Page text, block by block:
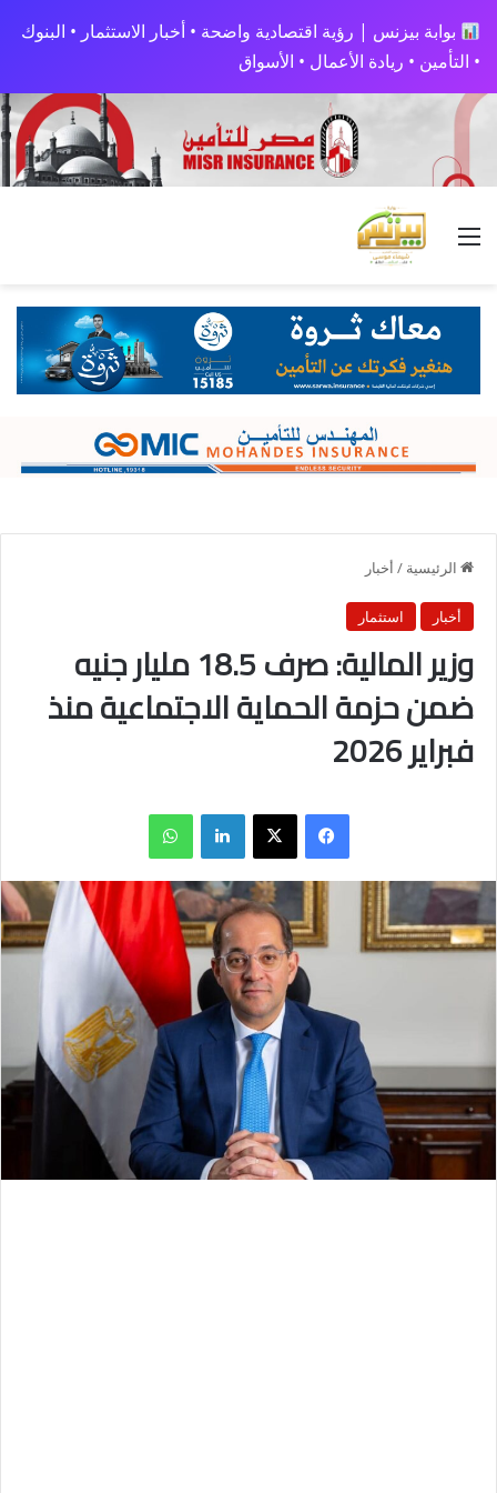
بوابة بيزنس | رؤية اقتصادية واضحة • أخبار الاستثمار • البنوك
• التأمين • ريادة الأعمال • الأسواق
القائمة
الرئيسية / أخبار
أخبار استثمار
وزير المالية: صرف 18.5 مليار جنيه
ضمن حزمة الحماية الاجتماعية منذ
فبراير 2026
فيسبوك X لينكدإن